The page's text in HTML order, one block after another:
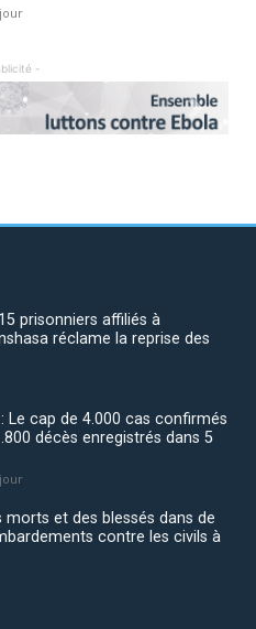
-
Next
prisonniers affiliés à
réclame la reprise des
: Le cap de 4.000 cas confirmés
décès enregistrés dans 5
morts et des blessés dans de
contre les civils à